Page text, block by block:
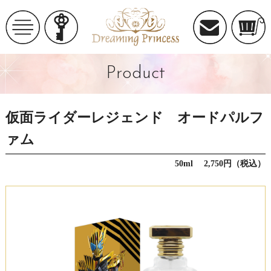
Product
仮面ライダーレジェンド オードパルフ
ァム
50ml 2,750円（税込）